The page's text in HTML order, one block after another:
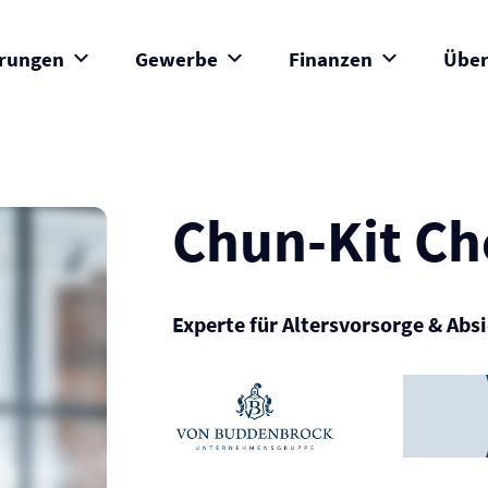
Gewerbe Finanzen
Chun-Kit
Experte für Altersvorsorge &